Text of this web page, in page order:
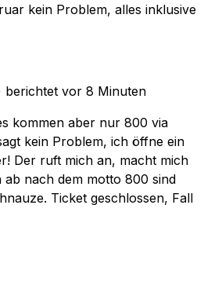
kein Problem, alles inklusive
berichtet vor 8 Minuten
kommen aber nur 800 via
kein Problem, ich öffne ein
Der ruft mich an, macht mich
nach dem motto 800 sind
Ticket geschlossen, Fall